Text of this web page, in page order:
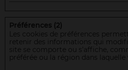
Préférences (2)
Les cookies de préférences
retenir des informations qui
site se comporte ou s’affiche,
préférée ou la région dans laquelle